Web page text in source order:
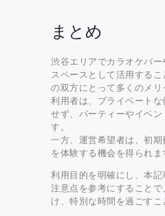
まとめ
渋谷エリアでカラオケバ
スペースとして活用する
の双方にとって多くのメリ
利用者は、プライベート
せず、パーティーやイベン
す。
一方、運営希望者は、初
を体験する機会を得られま
利用目的を明確にし、本
注意点を参考にすること
け、特別な時間を過ごすこ